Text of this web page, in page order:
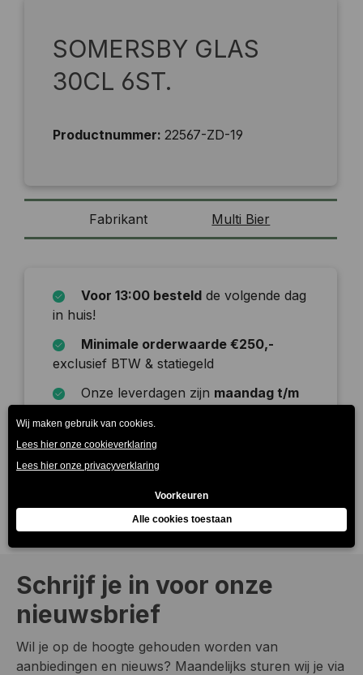
SOMERSBY GLAS
30CL 6ST.
Productnummer: 22567-ZD-19
Fabrikant Multi Bier
Voor 13:00 besteld de volgende dag
in huis!
Minimale orderwaarde €250,-
exclusief BTW & statiegeld
Onze leverdagen zijn maandag t/m
Schrijf je in voor onze
nieuwsbrief
Wil je op de hoogte gehouden worden van
aanbiedingen en nieuws? Maandelijks sturen wij je via